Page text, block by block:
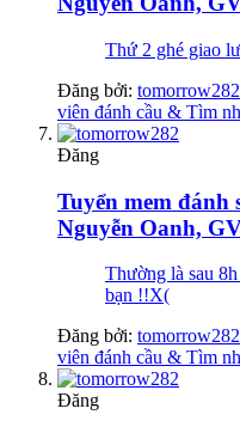
Thứ 2 ghé giao
Đăng bởi: tomorrow282
viên đánh cầu & Tìm
Đăng
Tuyển mem
Nguyễn Oanh,
Thường là sau
bạn !!X(
Đăng bởi: tomorrow282
viên đánh cầu & Tìm
Đăng